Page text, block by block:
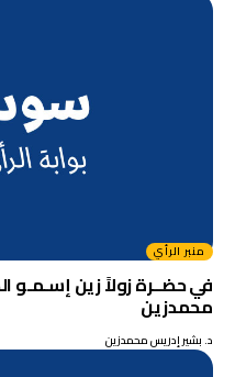
منبر الرأي
في حضــرة زولاً زين إسـمـو
محمدزين
د. بشير إدريس محمدزين